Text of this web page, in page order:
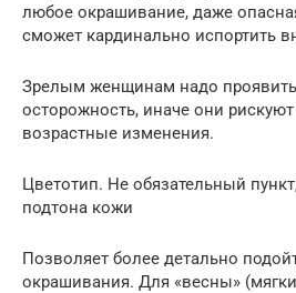
любое окрашивание, даже
сможет кардинально испортить
Зрелым женщинам надо
осторожность, иначе они
возрастные изменения.
Цветотип. Не обязательный
подтона кожи
Позволяет более детально
окрашивания. Для «весны»